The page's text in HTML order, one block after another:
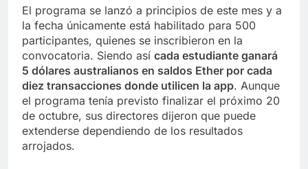
El programa se lanzó a principios de este mes y a
la fecha únicamente está habilitado para 500
participantes, quienes se inscribieron en la
convocatoria. Siendo así cada estudiante ganará
5 dólares australianos en saldos Ether por cada
diez transacciones donde utilicen la app. Aunque
el programa tenía previsto finalizar el próximo 20
de octubre, sus directores dijeron que puede
extenderse dependiendo de los resultados
arrojados.